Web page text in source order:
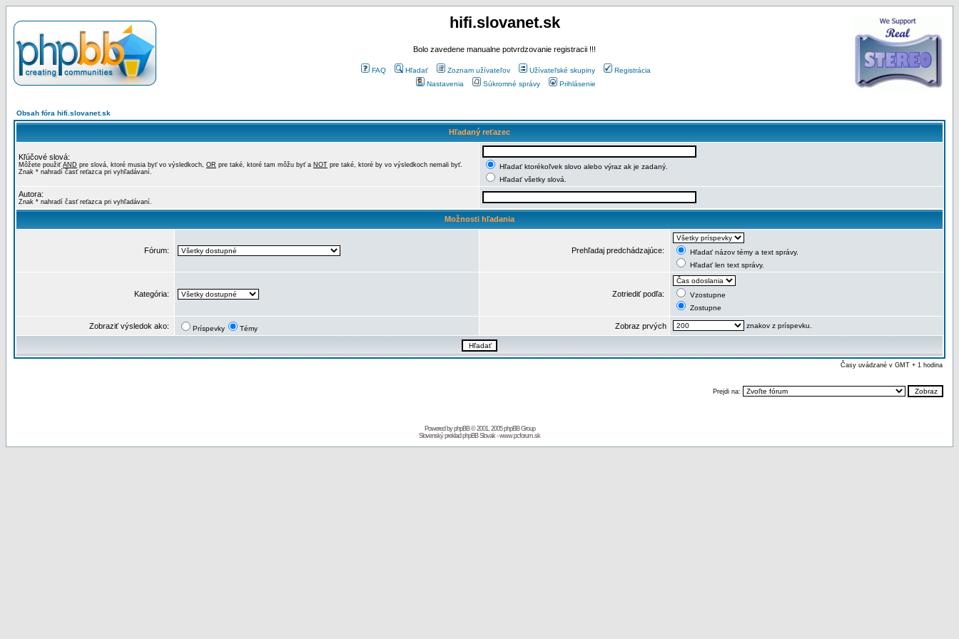
hifi.slovanet.sk
Bolo zavedene manualne potvrdzovanie registracii !!!
FAQ Hľadať Zoznam užívateľov Užívateľské skupiny
Registrácia
Nastavenia
Súkromné správy Prihlásenie
Obsah fóra hifi.slovanet.sk
Hľadaný reťazec
Kľúčové slová:
Môžete použiť AND pre slová, ktoré musia byť vo výsledkoch, OR pre také, ktoré tam môžu byť a NOT pre také, ktoré by vo výsledkoch nemali byť.
Znak * nahradí časť reťazca pri vyhľadávaní.
Hľadať ktorékoľvek slovo alebo výraz ak je zadaný.
Hľadať všetky slová.
Autora:
Znak * nahradí časť reťazca pri vyhľadávaní.
Možnosti hľadania
Fórum: Prehľadaj predchádzajúce:
Hľadať názov témy a text správy.
Hľadať len text správy.
Kategória: Zotriediť podľa:
Vzostupne
Zostupne
Zobraziť výsledok ako: Príspevky Témy Zobraz prvých znakov z príspevku.
Časy uvádzané v GMT + 1 hodina
Prejdi na:
Powered byphpBB© 2001, 2005 phpBB Group
Slovenský preklad phpBB Slovak-www.pcforum.sk